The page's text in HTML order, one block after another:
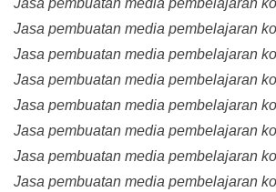
Jasa pembuatan media pembelajaran
Jasa pembuatan media pembelajaran
Jasa pembuatan media pembelajaran
Jasa pembuatan media pembelajaran
Jasa pembuatan media pembelajaran
Jasa pembuatan media pembelajaran
Jasa pembuatan media pembelajaran
Jasa pembuatan media pembelajaran